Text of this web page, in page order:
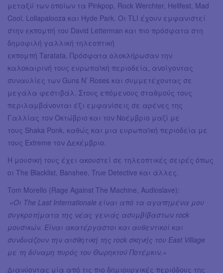
μεταξύ των οποίων τα Pinkpop, Rock Werchter, Hellfest, Mad
Cool, Lollapalooza και Hyde Park. Οι TLI έχουν εμφανιστεί
στην εκπομπή του David Letterman και πιο πρόσφατα στη
δημοφιλή γαλλική τηλεοπτική
εκπομπή Taratata. Πρόσφατα ολοκλήρωσαν την
καλοκαιρινή τους ευρωπαϊκή περιοδεία, ανοίγοντας
συναυλίες των Guns N’ Roses και συμμετέχοντας σε
μεγάλα φεστιβάλ. Στους επόμενους σταθμούς τους
περιλαμβάνονται έξι εμφανίσεις σε αρένες της
Γαλλίας τον Οκτώβριο και τον Νοέμβριο μαζί με
τους Shaka Ponk, καθώς και μια ευρωπαϊκή περιοδεία με
τους Extreme τον Δεκέμβριο.
Η μουσική τους έχει ακουστεί σε τηλεοπτικές σειρές όπως
οι The Blacklist, Banshee, True Detective και άλλες.
Tom Morello (Rage Against The Machine, Audioslave):
«Οι The Last Internationale είναι από τα αγαπημένα μου
συγκροτήματα της νέας γενιάς ασυμβίβαστων rock
μουσικών. Είναι ακατέργαστοι και αυθεντικοί και
συνδυάζουν την αισθητική της rock σκηνής του East Village
με τη δύναμη πυρός του Θωρηκτού Ποτέμκιν.»
Διανύοντας μία από τις πιο δημιουργικές περιόδους της